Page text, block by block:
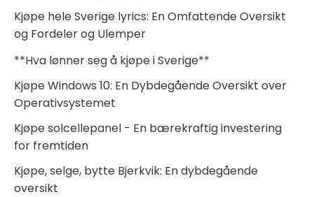
Kjøpe hele Sverige lyrics: En Omfattende Oversikt
og Fordeler og Ulemper
**Hva lønner seg å kjøpe i Sverige**
Kjøpe Windows 10: En Dybdegående Oversikt over
Operativsystemet
Kjøpe solcellepanel - En bærekraftig investering
for fremtiden
Kjøpe, selge, bytte Bjerkvik: En dybdegående
oversikt